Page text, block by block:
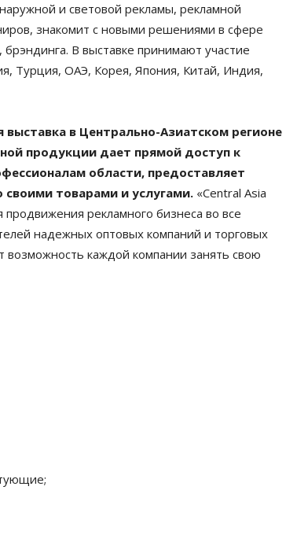
и световой рекламы, рекламной
знакомит с новыми решениями в сфере
В выставке принимают участие
Турция, ОАЭ, Корея, Япония, Китай, Индия,
в Центрально-Азиатском регионе
продукции дает прямой доступ к
области, предоставляет
товарами и услугами. «Central Asia
рекламного бизнеса во все
надежных оптовых компаний и торговых
каждой компании занять свою